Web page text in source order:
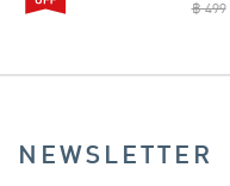
฿ 499
NEWSLETTER